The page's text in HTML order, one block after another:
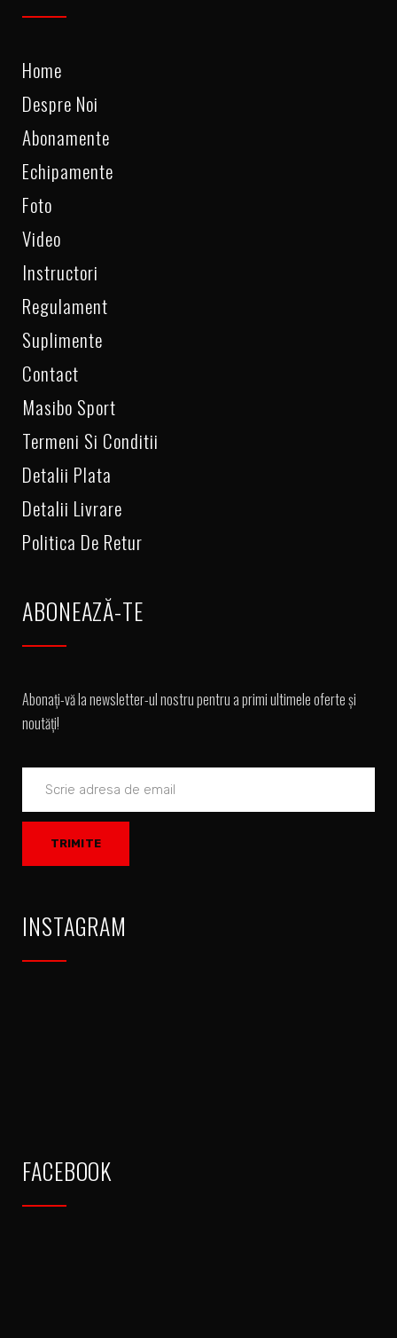
Home
Despre Noi
Abonamente
Echipamente
Foto
Video
Instructori
Regulament
Suplimente
Contact
Masibo Sport
Termeni Si Conditii
Detalii Plata
Detalii Livrare
Politica De Retur
ABONEAZĂ-TE
Abonați-vă la newsletter-ul nostru pentru a primi ultimele oferte și
noutăți!
INSTAGRAM
FACEBOOK